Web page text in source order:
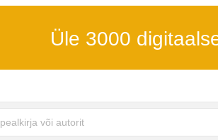
Üle 3000